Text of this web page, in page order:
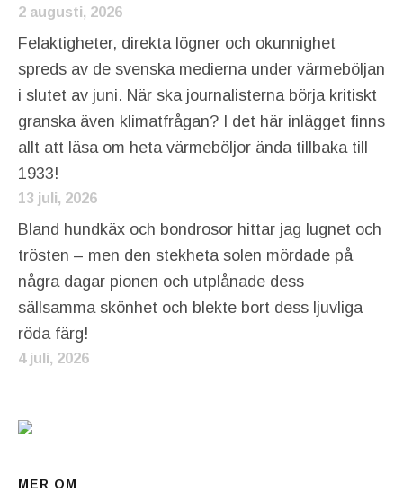
2 augusti, 2026
Felaktigheter, direkta lögner och okunnighet
spreds av de svenska medierna under värmeböljan
i slutet av juni. När ska journalisterna börja kritiskt
granska även klimatfrågan? I det här inlägget finns
allt att läsa om heta värmeböljor ända tillbaka till
1933!
13 juli, 2026
Bland hundkäx och bondrosor hittar jag lugnet och
trösten – men den stekheta solen mördade på
några dagar pionen och utplånade dess
sällsamma skönhet och blekte bort dess ljuvliga
röda färg!
4 juli, 2026
MER OM